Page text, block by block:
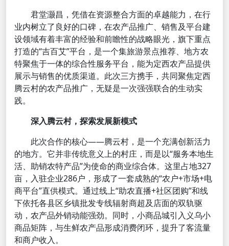
君堂灏昌，凭借在资源整合方面的卓越能力，在行
业内树立了良好的口碑，在农产品推广、销售及平台建
设领域有着丰富的经验和前瞻性的战略眼光，旗下重点
打造的“吉百艾”平台，是一个集旅游景点推荐、地方农
特聚焦于一体的综合性服务平台，能为定西农产品提供
展示与销售的优质渠道。此次三方携手，共同聚焦定西
腾云村的农产品推广，无疑是一次强强联合的生动实
践。
深入腾云村，探索发展新模式
此次合作的核心——腾云村，是一个充满创新活力
的地方。它并非传统意义上的村庄，而是以“服务本地生
活、助销农特产品”为使命的商业综合体。这里占地327
亩，入驻企业286户，形成了一套成熟的“农户+市场+电
商平台”直供模式。通过线上“助农直播+社区团购”和线
下依托各县区乡镇批发专线辐射商超及店面的双轨驱
动，农产品外销动能强劲。同时，小商品城引入义乌小
商品矩阵，与生鲜农产品形成消费闭环，提升了客流量
和商户收入。